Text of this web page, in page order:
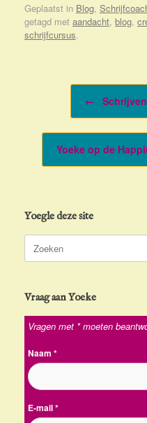
Geplaatst in Blog,
getagd met aandacht, blog,
schrijfcursus.
←
Yoeke op de
Yoegle deze site
Zoeken
naar:
Vraag aan Yoeke
Vragen met * moeten
Naam *
E-mail*